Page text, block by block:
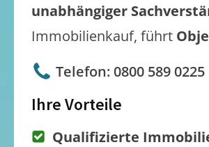
unabhängiger
Immobilienkauf, führt
Telefon: 0800 589 0225
Ihre Vorteile
Qualifizierte